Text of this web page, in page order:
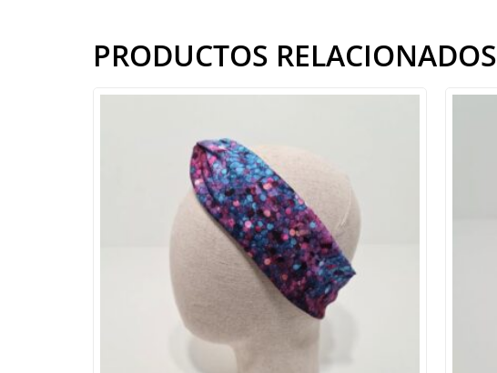
PRODUCTOS RELACIONADOS